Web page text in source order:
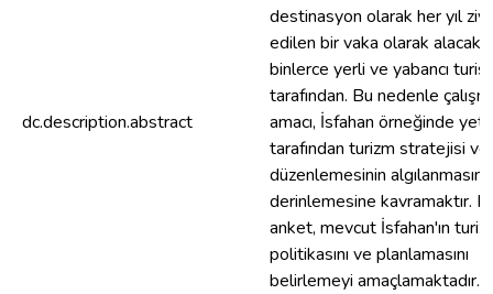
dc.description.abstract
destinasyon olarak her yıl
edilen bir vaka olarak
binlerce yerli ve yabancı turist
tarafından. Bu nedenle
amacı, İsfahan örneğinde
tarafından turizm stratejisi ve
düzenlemesinin algılanmasını
derinlemesine kavramaktır.
anket, mevcut İsfahan'ın
politikasını ve planlamasını
belirlemeyi amaçlamaktadır.